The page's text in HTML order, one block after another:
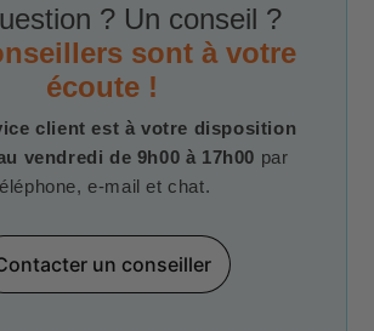
? Un conseil ?
sont à votre
écoute !
client est à votre disposition
vendredi de 9h00 à 17h00 par
e-mail et chat.
un conseiller